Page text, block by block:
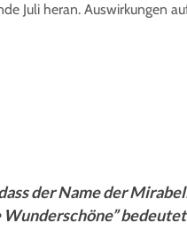
Juli heran. Auswirkungen
der Name der
Affenbrotbaum,
6 Minuten Lesezeit